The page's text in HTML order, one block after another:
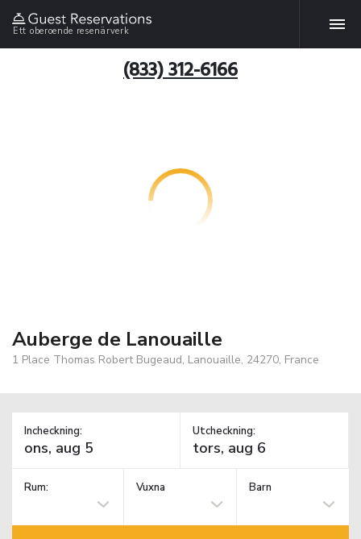
Ett oberoende resenärverk
(833) 312-6166
Auberge de Lanouaille
1 Place Thomas Robert Bugeaud, Lanouaille, 24270, France
Incheckning: Utcheckning:
Rum: Vuxna Barn